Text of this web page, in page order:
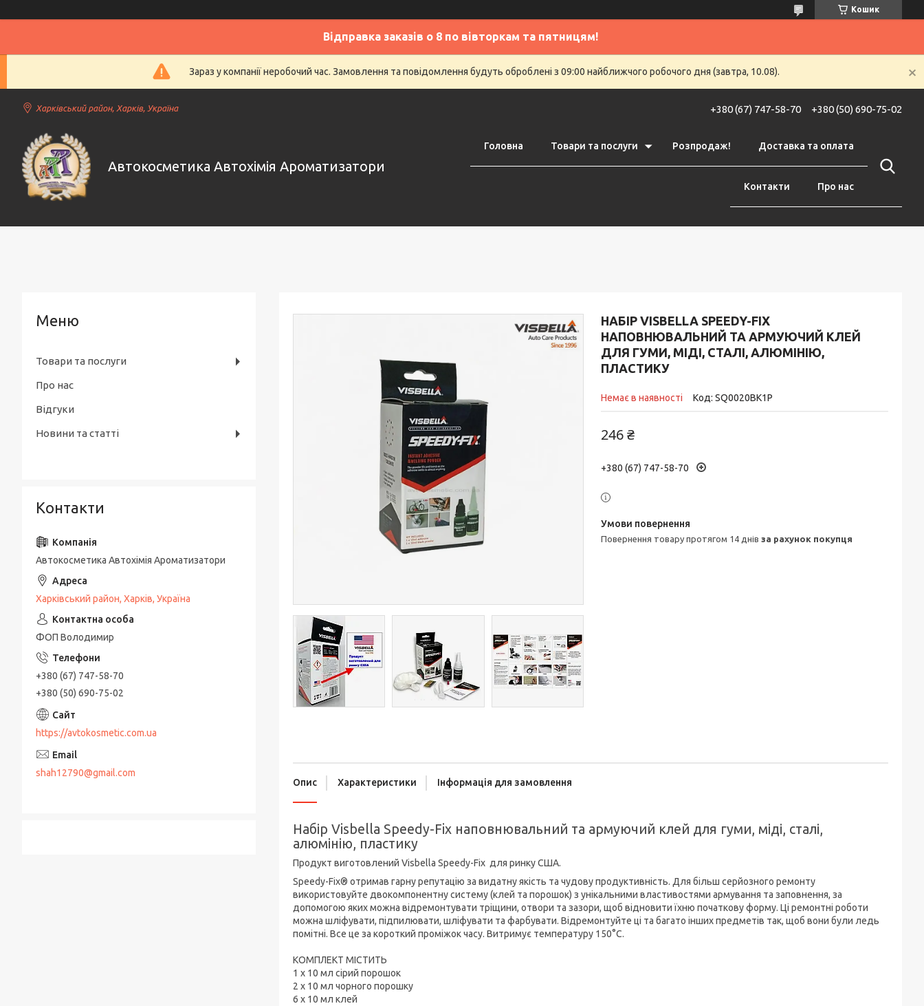
Кошик
Відправка заказів о 8 по вівторкам та пятницям!
Зараз у компанії неробочий час. Замовлення та повідомлення будуть оброблені з 09:00 найближчого робочого дня (завтра, 10.08).
Харківський район, Харків, Україна +380 (67) 747-58-70 +380 (50) 690-75-02
Автокосметика Автохімія Ароматизатори
Головна Товари та послуги Розпродаж! Доставка та оплата
Контакти Про нас
НАБІР VISBELLA SPEEDY-FIX
НАПОВНЮВАЛЬНИЙ ТА АРМУЮЧИЙ КЛЕЙ
ДЛЯ ГУМИ, МІДІ, СТАЛІ, АЛЮМІНІЮ,
ПЛАСТИКУ
Немає в наявності Код: SQ0020BK1P
246 ₴
+380 (67) 747-58-70
повернення товару протягом 14 днів за рахунок покупця
Опис Характеристики Інформація для замовлення
Набір Visbella Speedy-Fix наповнювальний та армуючий клей для гуми, міді, сталі,
алюмінію, пластику
Продукт виготовлений Visbella Speedy-Fix для ринку США.
Speedy-Fix® отримав гарну репутацію за видатну якість та чудову продуктивність. Для більш серйозного ремонту
використовуйте двокомпонентну систему (клей та порошок) з унікальними властивостями армування та заповнення, за
допомогою яких можна відремонтувати тріщини, отвори та зазори, щоб відновити їхню початкову форму. Ці ремонтні роботи
можна шліфувати, підпилювати, шліфувати та фарбувати. Відремонтуйте ці та багато інших предметів так, щоб вони були ледь
помітні. Все це за короткий проміжок часу. Витримує температуру 150°C.
КОМПЛЕКТ МІСТИТЬ
1 х 10 мл сірий порошок
2 х 10 мл чорного порошку
6 х 10 мл клей
Товари та послуги
Про нас
Відгуки
Новини та статті
Контакти
Автокосметика Автохімія Ароматизатори
Харківський район, Харків, Україна
ФОП Володимир
+380 (67) 747-58-70
+380 (50) 690-75-02
https://avtokosmetic.com.ua
shah12790@gmail.com